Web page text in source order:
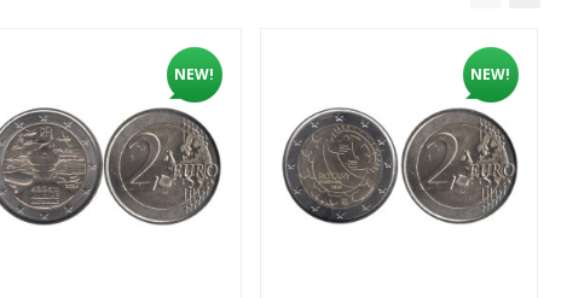
NEW! NEW!